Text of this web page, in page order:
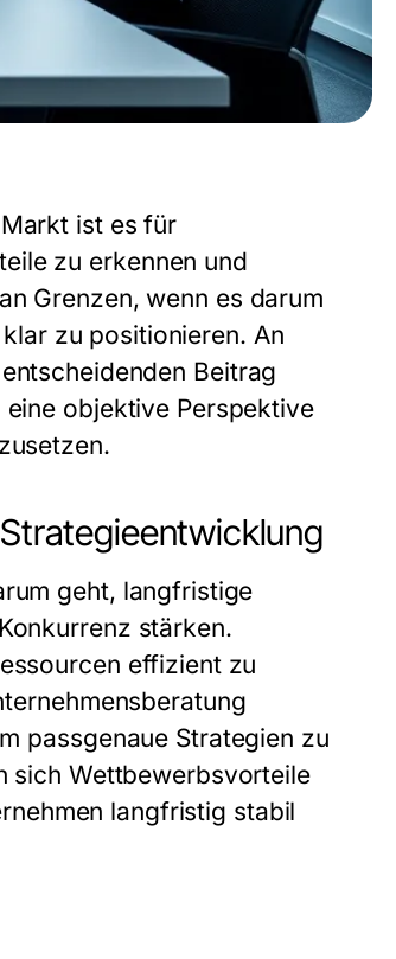
ist es für
zu erkennen und
Grenzen, wenn es darum
zu positionieren. An
Beitrag
objektive Perspektive
geht, langfristige
stärken.
effizient zu
passgenaue Strategien zu
sich Wettbewerbsvorteile
langfristig stabil